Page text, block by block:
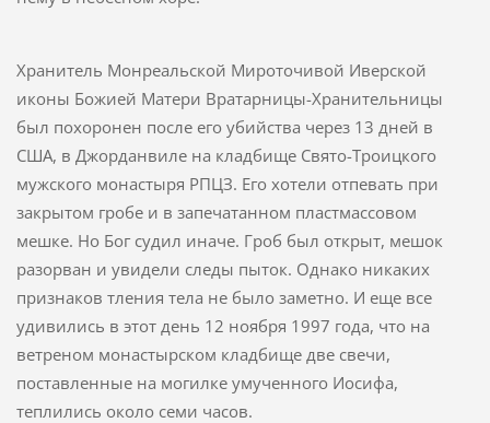
Хранитель Монреальской Мироточивой Иверской
иконы Божией Матери Вратарницы-Хранительницы
был похоронен после его убийства через 13 дней в
США, в Джорданвиле на кладбище Свято-Троицкого
мужского монастыря РПЦЗ. Его хотели отпевать при
закрытом гробе и в запечатанном пластмассовом
мешке. Но Бог судил иначе. Гроб был открыт, мешок
разорван и увидели следы пыток. Однако никаких
признаков тления тела не было заметно. И еще все
удивились в этот день 12 ноября 1997 года, что на
ветреном монастырском кладбище две свечи,
поставленные на могилке умученного Иосифа,
теплились около семи часов.